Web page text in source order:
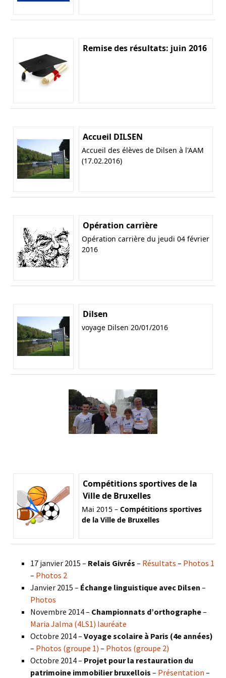
Remise des résultats: juin 2016
Accueil DILSEN
Accueil des élèves de Dilsen à l'AAM
(17.02.2016)
Opération carrière
Opération carrière du jeudi 04 février
2016
Dilsen
voyage Dilsen 20/01/2016
Compétitions sportives de la
Ville de Bruxelles
Mai 2015 – Compétitions sportives
de la Ville de Bruxelles
17 janvier 2015 – Relais Givrés – Résultats – Photos 1
– Photos 2
Janvier 2015 – Échange linguistique avec Dilsen –
Photos
Novembre 2014 – Championnats d’orthographe–
Maria Jalma (4LS1) lauréate
Octobre 2014 – Voyage scolaire à Paris (4e années)
– Photos (groupe 1) – Photos (groupe 2)
Octobre 2014 – Projet pour la restauration du
patrimoine immobilier bruxellois – Présentation –